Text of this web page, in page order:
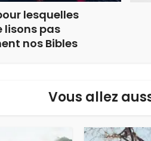
lesquelles
lisons pas
nos Bibles
Vous allez